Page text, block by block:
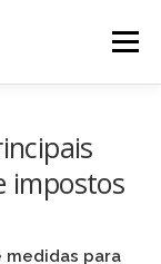
Menu
impostos
medidas para